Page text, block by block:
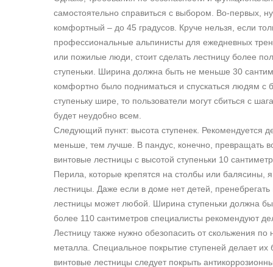
самостоятельно справиться с выбором. Во-первых,
комфортный – до 45 градусов. Круче нельзя, если
профессиональные альпинисты для ежедневных
или пожилые люди, стоит сделать лестницу более
ступеньки. Ширина должна быть не меньше 30
комфортно было подниматься и спускаться людям с
ступеньку шире, то пользователи могут сбиться с
будет неудобно всем.
Следующий пункт: высота ступенек. Рекомендуется
меньше, тем лучше. В пандус, конечно, превращать
винтовые лестницы с высотой ступеньки 10
Перила, которые крепятся на столбы или балясины,
лестницы. Даже если в доме нет детей,
лестницы может любой. Ширина ступеньки должна
более 110 сантиметровспециалисты рекомендуют
Лестницу также нужно обезопасить от скольжения по
металла. Специальное покрытие ступеней делает
винтовые лестницы следует покрыть